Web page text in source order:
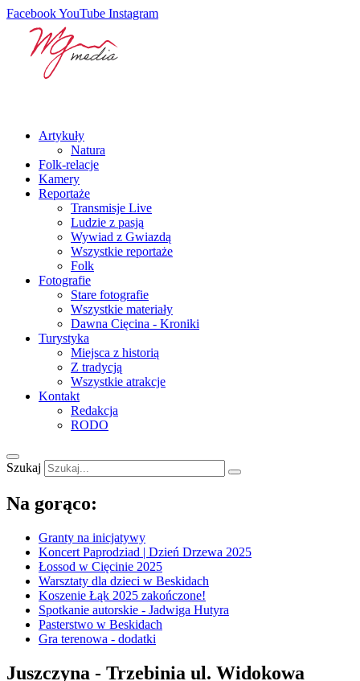
FacebookYouTube Instagram
Artykuły
Natura
Folk-relacje
Kamery
Reportaże
Transmisje Live
Ludzie z pasją
Wywiad z Gwiazdą
Wszystkie reportaże
Folk
Fotografie
Stare fotografie
Wszystkie materiały
Dawna Cięcina - Kroniki
Turystyka
Miejsca z historią
Z tradycją
Wszystkie atrakcje
Kontakt
Redakcja
RODO
Szukaj
Na gorąco:
Granty na inicjatywy
Koncert Paprodziad | Dzień Drzewa 2025
Łossod w Cięcinie 2025
Warsztaty dla dzieci w Beskidach
Koszenie Łąk 2025 zakończone!
Spotkanie autorskie - Jadwiga Hutyra
Pasterstwo w Beskidach
Gra terenowa - dodatki
Juszczyna - Trzebinia ul. Widokowa